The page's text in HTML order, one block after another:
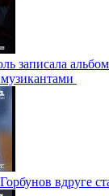
записала альбом
вдруге